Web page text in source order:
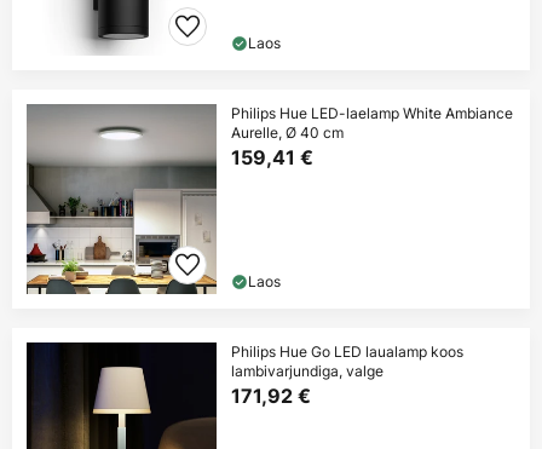
Laos
Philips Hue LED-laelamp White Ambiance
Aurelle, Ø 40 cm
159,41 €
Laos
Philips Hue Go LED laualamp koos
lambivarjundiga, valge
171,92 €